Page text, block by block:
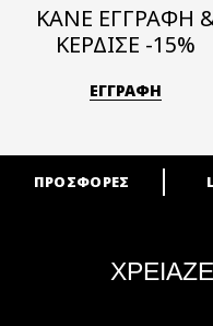
ΚΑΝΕ ΕΓΓΡΑΦΗ
ΚΕΡΔΙΣΕ -15%
ΕΓΓΡΑΦΗ
ARE YOU A M·A·C
ΠΡΟΣΦΟΡΕΣ